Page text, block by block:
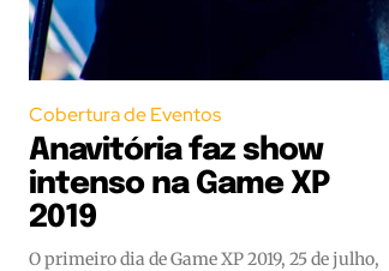
Cobertura de Eventos
Anavitória faz show
intenso na Game XP
2019
O primeiro dia de Game XP 2019, 25 de julho,